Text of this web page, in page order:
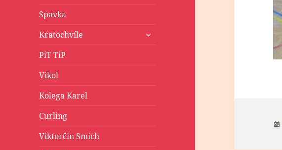
Spavka
Kratochvíle
zobrazit
PiT TiP
Vikol
Kolega Karel
Curling
Viktorčin Smích